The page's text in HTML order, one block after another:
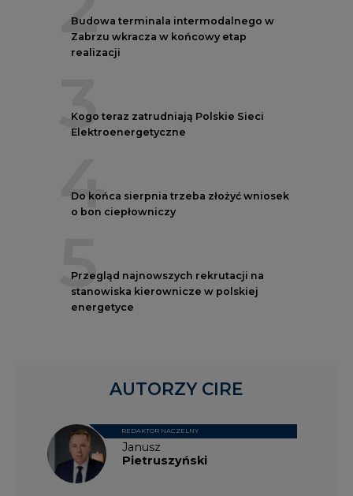
Budowa terminala intermodalnego w
Zabrzu wkracza w końcowy etap
realizacji
3
Kogo teraz zatrudniają Polskie Sieci
Elektroenergetyczne
4
Do końca sierpnia trzeba złożyć wniosek
o bon ciepłowniczy
5
Przegląd najnowszych rekrutacji na
stanowiska kierownicze w polskiej
energetyce
Janusz
Pietruszyński
REDAKTOR NACZELNY
AUTORZY CIRE